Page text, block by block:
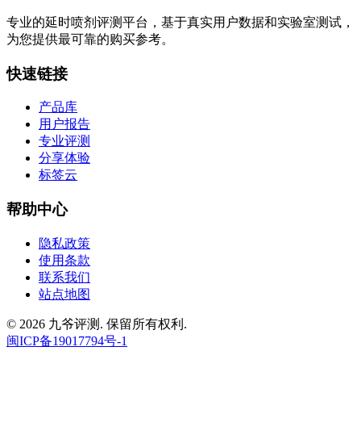
专业的延时喷剂评测平台，基于真实用户数据和实验室测试，
为您提供最可靠的购买参考。
快速链接
产品库
用户报告
专业评测
分享体验
标签云
帮助中心
隐私政策
使用条款
联系我们
站点地图
© 2026 九爷评测. 保留所有权利.
闽ICP备19017794号-1